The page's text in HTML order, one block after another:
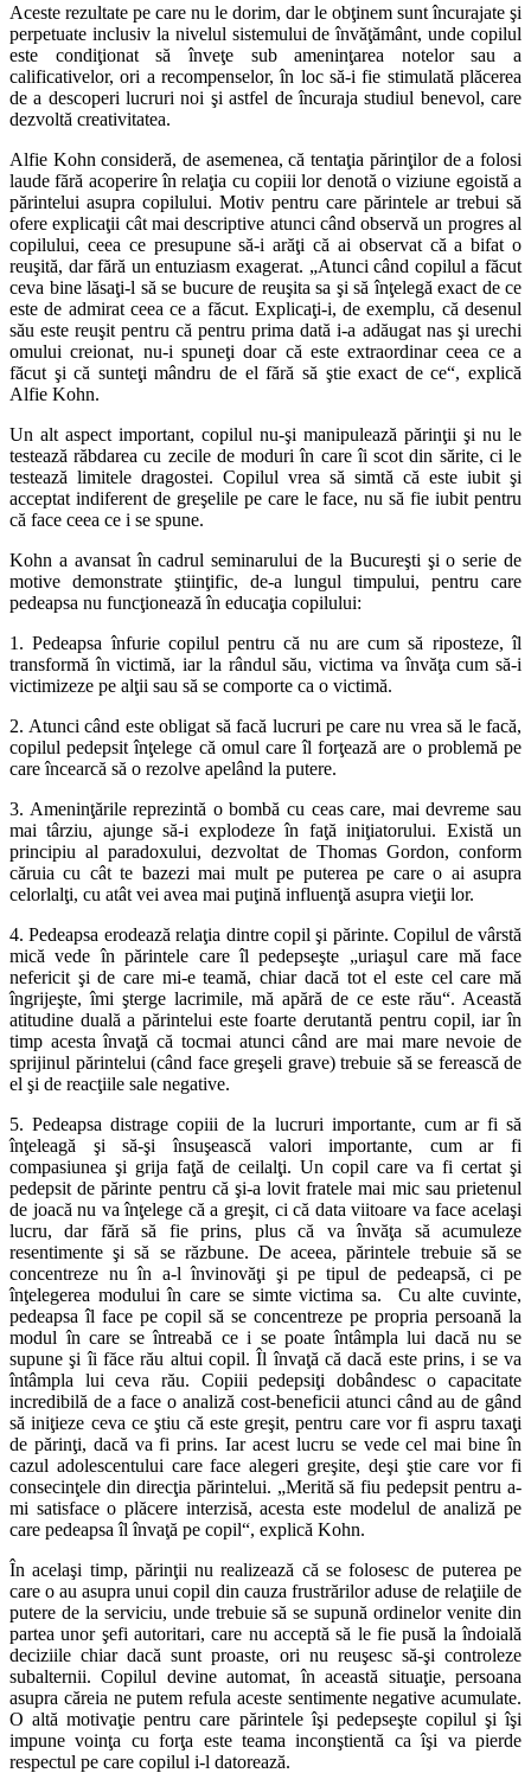
Aceste rezultate pe care nu le dorim, dar le obţinem sunt încurajate şi
perpetuate inclusiv la nivelul sistemului de învăţământ, unde copilul
este condiţionat să înveţe sub ameninţarea notelor sau a
calificativelor, ori a recompenselor, în loc să-i fie stimulată plăcerea
de a descoperi lucruri noi şi astfel de încuraja studiul benevol, care
dezvoltă creativitatea.
Alfie Kohn consideră, de asemenea, că tentaţia părinţilor de a folosi
laude fără acoperire în relaţia cu copiii lor denotă o viziune egoistă a
părintelui asupra copilului. Motiv pentru care părintele ar trebui să
ofere explicaţii cât mai descriptive atunci când observă un progres al
copilului, ceea ce presupune să-i arăţi că ai observat că a bifat o
reuşită, dar fără un entuziasm exagerat. „Atunci când copilul a făcut
ceva bine lăsaţi-l să se bucure de reuşita sa şi să înţelegă exact de ce
este de admirat ceea ce a făcut. Explicaţi-i, de exemplu, că desenul
său este reuşit pentru că pentru prima dată i-a adăugat nas şi urechi
omului creionat, nu-i spuneţi doar că este extraordinar ceea ce a
făcut şi că sunteţi mândru de el fără să ştie exact de ce“, explică
Alfie Kohn.
Un alt aspect important, copilul nu-şi manipulează părinţii şi nu le
testează răbdarea cu zecile de moduri în care îi scot din sărite, ci le
testează limitele dragostei. Copilul vrea să simtă că este iubit şi
acceptat indiferent de greşelile pe care le face, nu să fie iubit pentru
că face ceea ce i se spune.
Kohn a avansat în cadrul seminarului de la Bucureşti şi o serie de
motive demonstrate ştiinţific, de-a lungul timpului, pentru care
pedeapsa nu funcţionează în educaţia copilului:
1. Pedeapsa înfurie copilul pentru că nu are cum să riposteze, îl
transformă în victimă, iar la rândul său, victima va învăţa cum să-i
victimizeze pe alţii sau să se comporte ca o victimă.
2. Atunci când este obligat să facă lucruri pe care nu vrea să le facă,
copilul pedepsit înţelege că omul care îl forţează are o problemă pe
care încearcă să o rezolve apelând la putere.
3. Ameninţările reprezintă o bombă cu ceas care, mai devreme sau
mai târziu, ajunge să-i explodeze în faţă iniţiatorului. Există un
principiu al paradoxului, dezvoltat de Thomas Gordon, conform
căruia cu cât te bazezi mai mult pe puterea pe care o ai asupra
celorlalţi, cu atât vei avea mai puţină influenţă asupra vieţii lor.
4. Pedeapsa erodează relaţia dintre copil şi părinte. Copilul de vârstă
mică vede în părintele care îl pedepseşte „uriaşul care mă face
nefericit şi de care mi-e teamă, chiar dacă tot el este cel care mă
îngrijeşte, îmi şterge lacrimile, mă apără de ce este rău“. Această
atitudine duală a părintelui este foarte derutantă pentru copil, iar în
timp acesta învaţă că tocmai atunci când are mai mare nevoie de
sprijinul părintelui (când face greşeli grave) trebuie să se ferească de
el şi de reacţiile sale negative.
5. Pedeapsa distrage copiii de la lucruri importante, cum ar fi să
înţeleagă şi să-şi însuşească valori importante, cum ar fi
compasiunea şi grija faţă de ceilalţi. Un copil care va fi certat şi
pedepsit de părinte pentru că şi-a lovit fratele mai mic sau prietenul
de joacă nu va înţelege că a greşit, ci că data viitoare va face acelaşi
lucru, dar fără să fie prins, plus că va învăţa să acumuleze
resentimente şi să se răzbune. De aceea, părintele trebuie să se
concentreze nu în a-l învinovăţi şi pe tipul de pedeapsă, ci pe
înţelegerea modului în care se simte victima sa. Cu alte cuvinte,
pedeapsa îl face pe copil să se concentreze pe propria persoană la
modul în care se întreabă ce i se poate întâmpla lui dacă nu se
supune şi îi făce rău altui copil. Îl învaţă că dacă este prins, i se va
întâmpla lui ceva rău. Copiii pedepsiţi dobândesc o capacitate
incredibilă de a face o analiză cost-beneficii atunci când au de gând
să iniţieze ceva ce ştiu că este greşit, pentru care vor fi aspru taxaţi
de părinţi, dacă va fi prins. Iar acest lucru se vede cel mai bine în
cazul adolescentului care face alegeri greşite, deşi ştie care vor fi
consecinţele din direcţia părintelui. „Merită să fiu pedepsit pentru a-
mi satisface o plăcere interzisă, acesta este modelul de analiză pe
care pedeapsa îl învaţă pe copil“, explică Kohn.
În acelaşi timp, părinţii nu realizează că se folosesc de puterea pe
care o au asupra unui copil din cauza frustrărilor aduse de relaţiile de
putere de la serviciu, unde trebuie să se supună ordinelor venite din
partea unor şefi autoritari, care nu acceptă să le fie pusă la îndoială
deciziile chiar dacă sunt proaste, ori nu reuşesc să-şi controleze
subalternii. Copilul devine automat, în această situaţie, persoana
asupra căreia ne putem refula aceste sentimente negative acumulate.
O altă motivaţie pentru care părintele îşi pedepseşte copilul şi îşi
impune voinţa cu forţa este teama inconştientă ca îşi va pierde
respectul pe care copilul i-l datorează.